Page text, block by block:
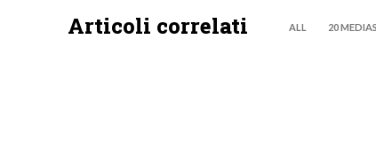
Articoli correlati ALL 20